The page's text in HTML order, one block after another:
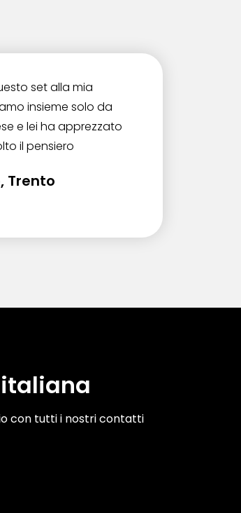
set alla mia
insieme solo da
e lei ha apprezzato
il pensiero
Trento
con tutti i nostri contatti